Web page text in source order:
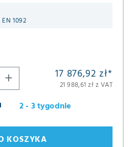
1092
17 876,92 zł*
21 988,61 zł z VAT
2 - 3 tygodnie
KOSZYKA